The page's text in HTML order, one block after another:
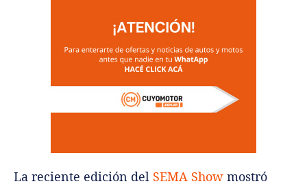
La reciente edición del SEMA Show mostró